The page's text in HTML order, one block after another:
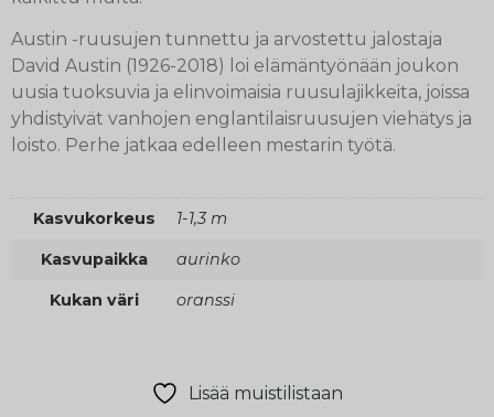
Austin -ruusujen tunnettu ja arvostettu jalostaja
David Austin (1926-2018) loi elämäntyönään joukon
uusia tuoksuvia ja elinvoimaisia ruusulajikkeita, joissa
yhdistyivät vanhojen englantilaisruusujen viehätys ja
loisto. Perhe jatkaa edelleen mestarin työtä.
Kasvukorkeus 1-1,3 m
Kasvupaikka aurinko
Kukan väri oranssi
Lisää muistilistaan